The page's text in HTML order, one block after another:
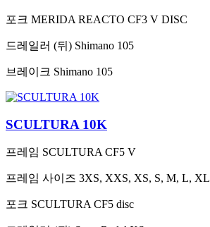
포크 MERIDA REACTO CF3 V DISC
드레일러 (뒤) Shimano 105
브레이크 Shimano 105
SCULTURA 10K
프레임 SCULTURA CF5 V
프레임 사이즈 3XS, XXS, XS, S, M, L, XL
포크 SCULTURA CF5 disc